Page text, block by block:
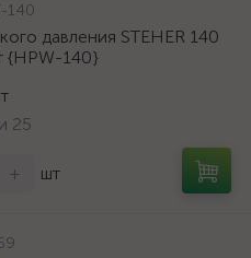
140
давления STEHER 140
{HPW-140}
25
+ шт